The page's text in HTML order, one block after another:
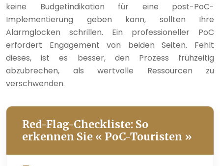
keine Budgetindikation für eine post-PoC-
Implementierung geben kann, sollten Ihre
Alarmglocken schrillen. Ein professioneller PoC
erfordert Engagement von beiden Seiten. Fehlt
dieses, ist es besser, den Prozess frühzeitig
abzubrechen, als wertvolle Ressourcen zu
verschwenden.
Red-Flag-Checkliste: So
erkennen Sie « PoC-Touristen »